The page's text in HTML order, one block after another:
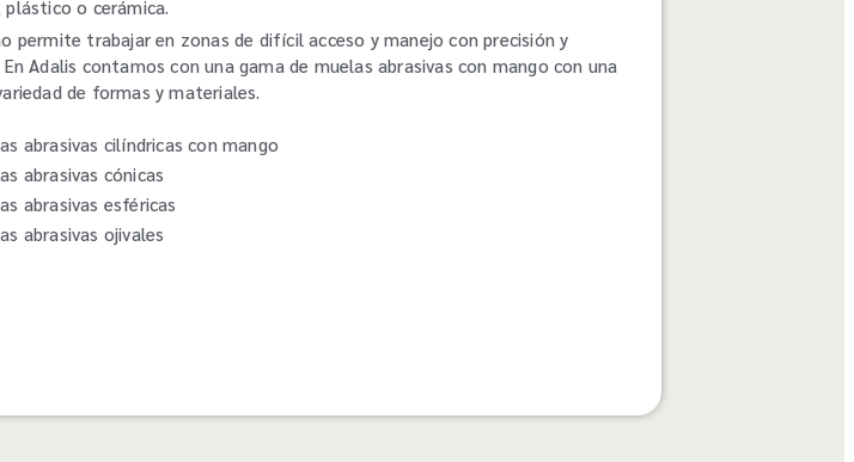
plástico o cerámica.
permite trabajar en zonas de difícil acceso y manejo con precisión y
Adalis contamos con una gama de muelas abrasivas con mango con una
de formas y materiales.
abrasivas cilíndricas con mango
abrasivas cónicas
abrasivas esféricas
abrasivas ojivales